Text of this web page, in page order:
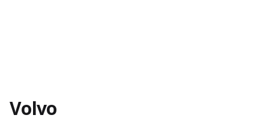
Volvo